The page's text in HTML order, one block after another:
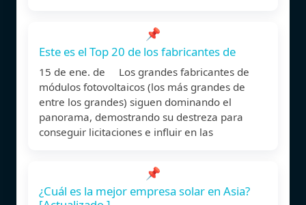
📌
Este es el Top 20 de los fabricantes de
15 de ene. de Los grandes fabricantes de
módulos fotovoltaicos (los más grandes de
entre los grandes) siguen dominando el
panorama, demostrando su destreza para
conseguir licitaciones e influir en las
📌
¿Cuál es la mejor empresa solar en Asia?